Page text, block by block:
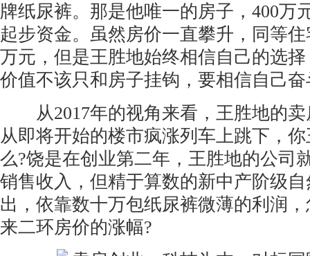
牌纸尿裤。那是他唯一的房子，400万
起步资金。虽然房价一直攀升，同等
万元，但是王胜地始终相信自己的选
价值不该只和房子挂钩，要相信自己
从2017年的视角来看，王胜地的卖
从即将开始的楼市疯涨列车上跳下，
么?饶是在创业第二年，王胜地的公司
销售收入，但精于算数的新中产阶级
出，依靠数十万包纸尿裤微薄的利润
来二环房价的涨幅?